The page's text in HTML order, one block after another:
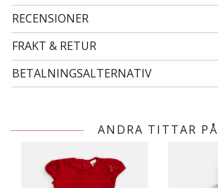
RECENSIONER
FRAKT & RETUR
BETALNINGSALTERNATIV
ANDRA TITTAR PÅ